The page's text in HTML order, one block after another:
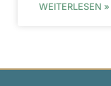
WEITERLESEN »